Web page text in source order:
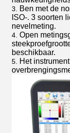
3.
Ben met de
ISO-. 3 soorten
nevelmeting.
4. Open
beschikbaar.
5.
Het